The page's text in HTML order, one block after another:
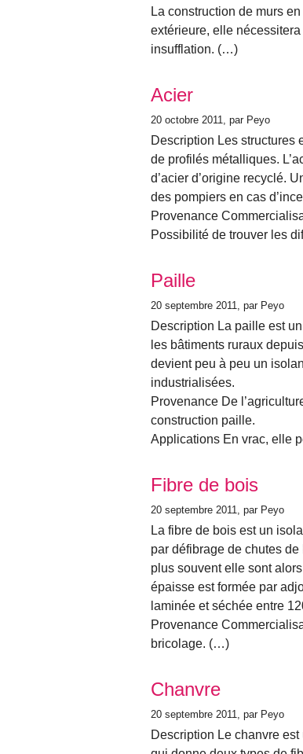
La construction de murs
extérieure, elle
insufflation. (…)
Acier
20 octobre 2011 , par Peyo
Description Les structures
de profilés métalliques.
d’acier d’origine recyclé.
des pompiers en cas
Provenance
Possibilité de trouver les
Paille
20 septembre 2011 , par Peyo
Description La paille est
les bâtiments ruraux
devient peu à peu un
industrialisées.
Provenance De
construction paille.
Applications En vrac, elle
Fibre de bois
20 septembre 2011 , par Peyo
La fibre de bois est un
par défibrage de chutes
plus souvent elle sont
épaisse est formée par
laminée et séchée entre
Provenance
bricolage. (…)
Chanvre
20 septembre 2011 , par Peyo
Description Le chanvre